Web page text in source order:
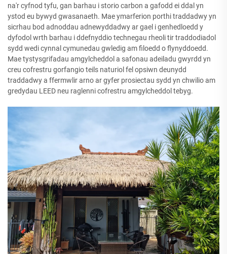
na'r cyfnod tyfu, gan barhau i storio carbon a gafodd ei ddal yn
ystod eu bywyd gwasanaeth. Mae ymarferion porthi traddadwy yn
sicrhau bod adnoddau adnewyddadwy ar gael i genhedloedd y
dyfodol wrth barhau i ddefnyddio technegau rheoli tir traddodiadol
sydd wedi cynnal cymunedau gwledig am filoedd o flynyddoedd.
Mae tystysgrifadau amgylcheddol a safonau adeiladu gwyrdd yn
creu cofrestru gorfangio teils naturiol fel opsiwn deunydd
traddadwy a ffermwlir arno ar gyfer prosiectau sydd yn chwilio am
gredydau LEED neu raglenni cofrestru amgylcheddol tebyg.